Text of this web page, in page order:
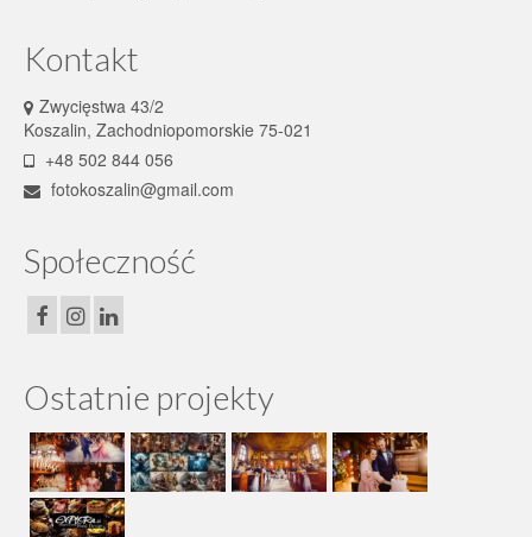
Kontakt
Zwycięstwa 43/2
Koszalin, Zachodniopomorskie 75-021
+48 502 844 056
fotokoszalin@gmail.com
Społeczność
Ostatnie projekty